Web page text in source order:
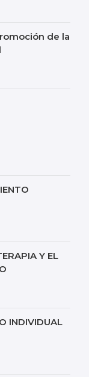
de la
Y EL
INDIVIDUAL